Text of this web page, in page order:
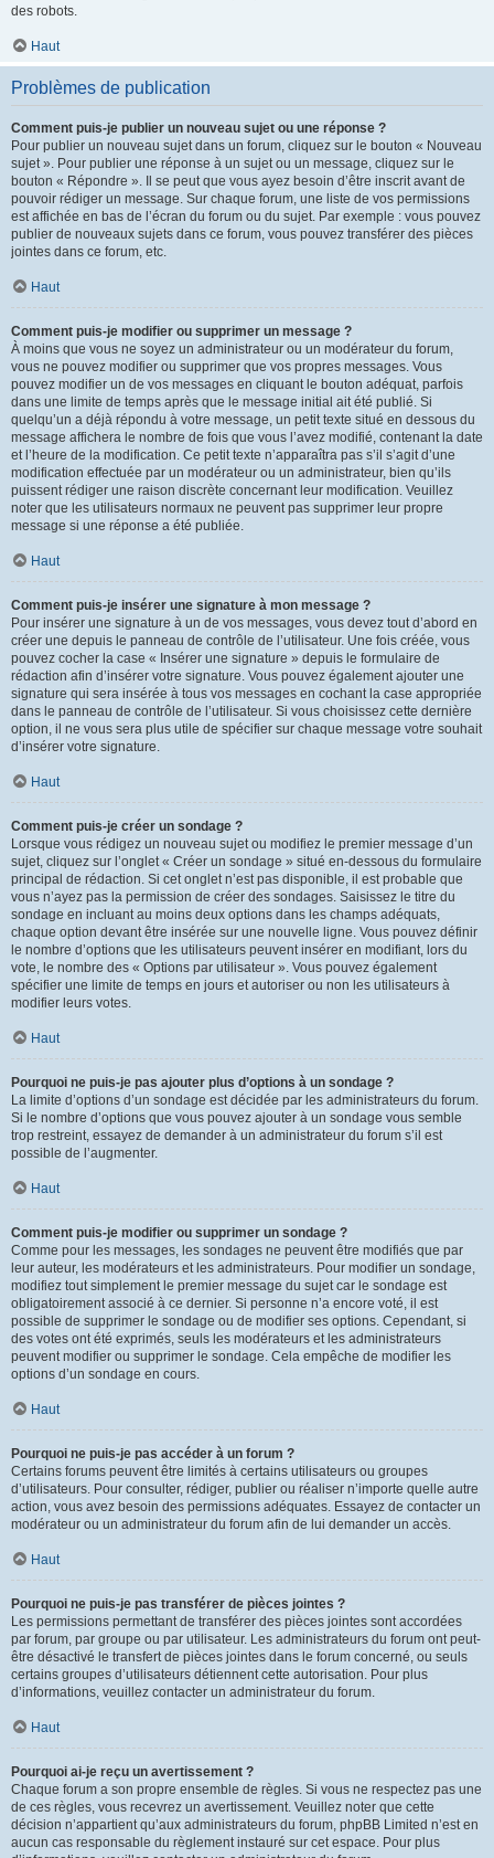
des robots.
Haut
Problèmes de publication
Comment puis-je publier un nouveau sujet ou une réponse ?
Pour publier un nouveau sujet dans un forum, cliquez sur le bouton « Nouveau
sujet ». Pour publier une réponse à un sujet ou un message, cliquez sur le
bouton « Répondre ». Il se peut que vous ayez besoin d’être inscrit avant de
pouvoir rédiger un message. Sur chaque forum, une liste de vos permissions
est affichée en bas de l’écran du forum ou du sujet. Par exemple : vous pouvez
publier de nouveaux sujets dans ce forum, vous pouvez transférer des pièces
jointes dans ce forum, etc.
Haut
Comment puis-je modifier ou supprimer un message ?
À moins que vous ne soyez un administrateur ou un modérateur du forum,
vous ne pouvez modifier ou supprimer que vos propres messages. Vous
pouvez modifier un de vos messages en cliquant le bouton adéquat, parfois
dans une limite de temps après que le message initial ait été publié. Si
quelqu’un a déjà répondu à votre message, un petit texte situé en dessous du
message affichera le nombre de fois que vous l’avez modifié, contenant la date
et l’heure de la modification. Ce petit texte n’apparaîtra pas s’il s’agit d’une
modification effectuée par un modérateur ou un administrateur, bien qu’ils
puissent rédiger une raison discrète concernant leur modification. Veuillez
noter que les utilisateurs normaux ne peuvent pas supprimer leur propre
message si une réponse a été publiée.
Haut
Comment puis-je insérer une signature à mon message ?
Pour insérer une signature à un de vos messages, vous devez tout d’abord en
créer une depuis le panneau de contrôle de l’utilisateur. Une fois créée, vous
pouvez cocher la case « Insérer une signature » depuis le formulaire de
rédaction afin d’insérer votre signature. Vous pouvez également ajouter une
signature qui sera insérée à tous vos messages en cochant la case appropriée
dans le panneau de contrôle de l’utilisateur. Si vous choisissez cette dernière
option, il ne vous sera plus utile de spécifier sur chaque message votre souhait
d’insérer votre signature.
Haut
Comment puis-je créer un sondage ?
Lorsque vous rédigez un nouveau sujet ou modifiez le premier message d’un
sujet, cliquez sur l’onglet « Créer un sondage » situé en-dessous du formulaire
principal de rédaction. Si cet onglet n’est pas disponible, il est probable que
vous n’ayez pas la permission de créer des sondages. Saisissez le titre du
sondage en incluant au moins deux options dans les champs adéquats,
chaque option devant être insérée sur une nouvelle ligne. Vous pouvez définir
le nombre d’options que les utilisateurs peuvent insérer en modifiant, lors du
vote, le nombre des « Options par utilisateur ». Vous pouvez également
spécifier une limite de temps en jours et autoriser ou non les utilisateurs à
modifier leurs votes.
Haut
Pourquoi ne puis-je pas ajouter plus d’options à un sondage ?
La limite d’options d’un sondage est décidée par les administrateurs du forum.
Si le nombre d’options que vous pouvez ajouter à un sondage vous semble
trop restreint, essayez de demander à un administrateur du forum s’il est
possible de l’augmenter.
Haut
Comment puis-je modifier ou supprimer un sondage ?
Comme pour les messages, les sondages ne peuvent être modifiés que par
leur auteur, les modérateurs et les administrateurs. Pour modifier un sondage,
modifiez tout simplement le premier message du sujet car le sondage est
obligatoirement associé à ce dernier. Si personne n’a encore voté, il est
possible de supprimer le sondage ou de modifier ses options. Cependant, si
des votes ont été exprimés, seuls les modérateurs et les administrateurs
peuvent modifier ou supprimer le sondage. Cela empêche de modifier les
options d’un sondage en cours.
Haut
Pourquoi ne puis-je pas accéder à un forum ?
Certains forums peuvent être limités à certains utilisateurs ou groupes
d’utilisateurs. Pour consulter, rédiger, publier ou réaliser n’importe quelle autre
action, vous avez besoin des permissions adéquates. Essayez de contacter un
modérateur ou un administrateur du forum afin de lui demander un accès.
Haut
Pourquoi ne puis-je pas transférer de pièces jointes ?
Les permissions permettant de transférer des pièces jointes sont accordées
par forum, par groupe ou par utilisateur. Les administrateurs du forum ont peut-
être désactivé le transfert de pièces jointes dans le forum concerné, ou seuls
certains groupes d’utilisateurs détiennent cette autorisation. Pour plus
d’informations, veuillez contacter un administrateur du forum.
Haut
Pourquoi ai-je reçu un avertissement ?
Chaque forum a son propre ensemble de règles. Si vous ne respectez pas une
de ces règles, vous recevrez un avertissement. Veuillez noter que cette
décision n’appartient qu’aux administrateurs du forum, phpBB Limited n’est en
aucun cas responsable du règlement instauré sur cet espace. Pour plus